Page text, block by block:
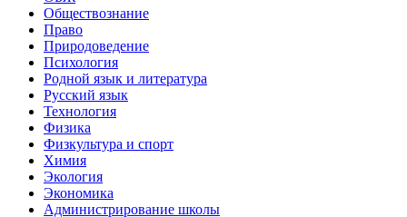
Обществознание
Право
Природоведение
Психология
Родной язык и литература
Русский язык
Технология
Физика
Физкультура и спорт
Химия
Экология
Экономика
Администрирование школы